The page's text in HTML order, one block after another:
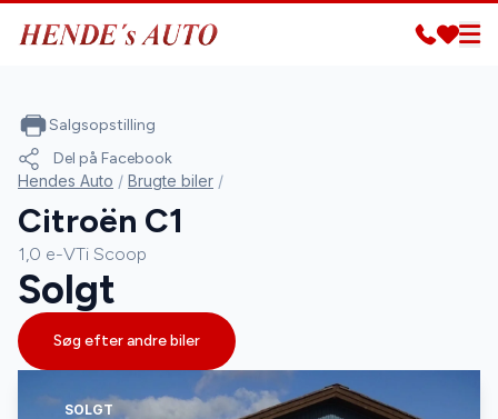
SOLGT
Salgsopstilling
Del på Facebook
Hendes Auto / Brugte biler /
Citroën C1
1,0 e-VTi Scoop
Solgt
Søg efter andre biler